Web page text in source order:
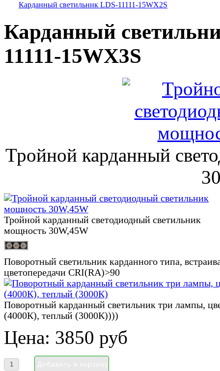
Карданный светильник LDS-11111-15WX2S
Карданный
11111-15WX3S
Тройной карданный
Тройной карданный светодиодный светильник
мощность 30W,45W
Поворотный светильник карданного типа,
цветопередачи CRI(RA)>90
Поворотный карданный светильник три лампы,
(4000К), теплый (3000К))))
Цена: 3850 руб